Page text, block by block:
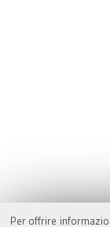
Per offrire